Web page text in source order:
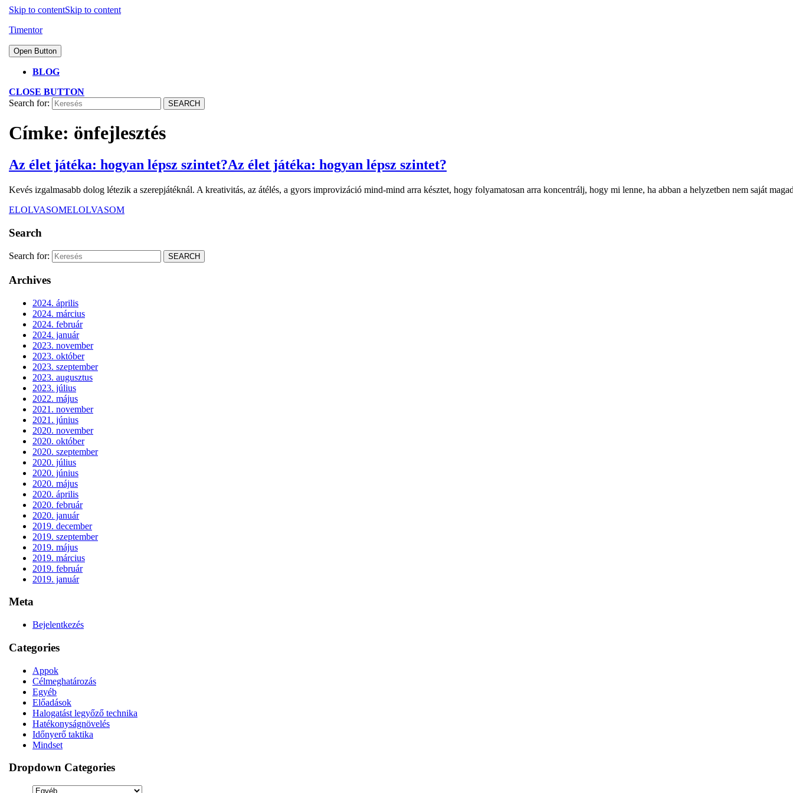
Skip to contentSkip to content
Timentor
Open Button
BLOG
CLOSE BUTTON
Search for:
Címke: önfejlesztés
Az élet játéka: hogyan lépsz szintet?Az élet játéka: hogyan lépsz szintet?
Kevés izgalmasabb dolog létezik a szerepjátéknál. A kreativitás, az átélés, a gyors improvizáció mind-mind arra késztet, hogy folyamatosan arra koncentrálj, hogy mi lenne, ha abban a helyzetben nem saját
ELOLVASOMELOLVASOM
Search
Search for:
Archives
2024. április
2024. március
2024. február
2024. január
2023. november
2023. október
2023. szeptember
2023. augusztus
2023. július
2022. május
2021. november
2021. június
2020. november
2020. október
2020. szeptember
2020. július
2020. június
2020. május
2020. április
2020. február
2020. január
2019. december
2019. szeptember
2019. május
2019. március
2019. február
2019. január
Meta
Bejelentkezés
Categories
Appok
Célmeghatározás
Egyéb
Előadások
Halogatást legyőző technika
Hatékonyságnövelés
Időnyerő taktika
Mindset
Dropdown Categories